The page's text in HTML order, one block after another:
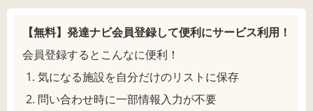
【無料】発達ナビ会員登録して便利にサービス利用！
会員登録するとこんなに便利！
気になる施設を自分だけのリストに保存
問い合わせ時に一部情報入力が不要